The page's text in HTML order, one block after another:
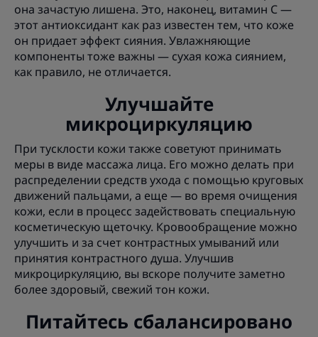
она зачастую лишена. Это, наконец, витамин C —
этот антиоксидант как раз известен тем, что коже
он придает эффект сияния. Увлажняющие
компоненты тоже важны — сухая кожа сиянием,
как правило, не отличается.
Улучшайте
микроциркуляцию
При тусклости кожи также советуют принимать
меры в виде массажа лица. Его можно делать при
распределении средств ухода с помощью круговых
движений пальцами, а еще — во время очищения
кожи, если в процесс задействовать специальную
косметическую щеточку. Кровообращение можно
улучшить и за счет контрастных умываний или
принятия контрастного душа. Улучшив
микроциркуляцию, вы вскоре получите заметно
более здоровый, свежий тон кожи.
Питайтесь сбалансировано